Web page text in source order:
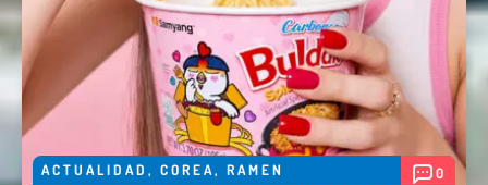
ACTUALIDAD , COREA, RAMEN 0